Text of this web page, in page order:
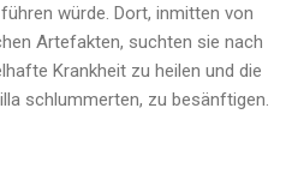
würde. Dort, inmitten von
Artefakten, suchten sie nach
Krankheit zu heilen und die
schlummerten, zu besänftigen.